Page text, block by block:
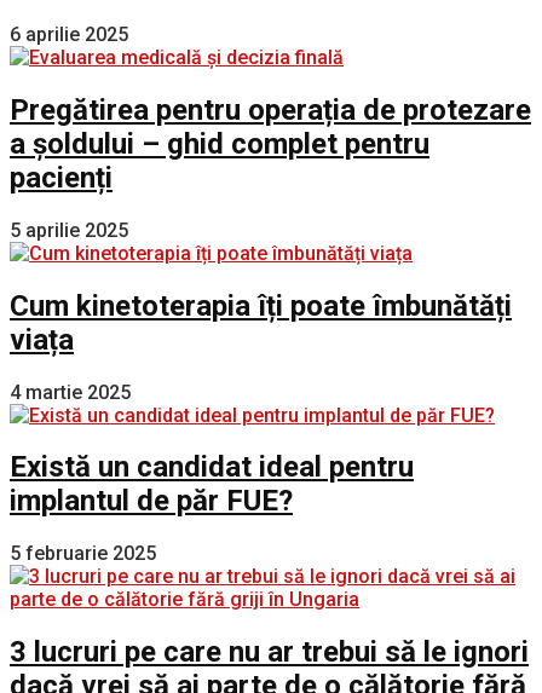
6 aprilie 2025
Pregătirea pentru operația de protezare
a șoldului – ghid complet pentru
pacienți
5 aprilie 2025
Cum kinetoterapia îți poate îmbunătăți
viața
4 martie 2025
Există un candidat ideal pentru
implantul de păr FUE?
5 februarie 2025
3 lucruri pe care nu ar trebui să le ignori
dacă vrei să ai parte de o călătorie fără